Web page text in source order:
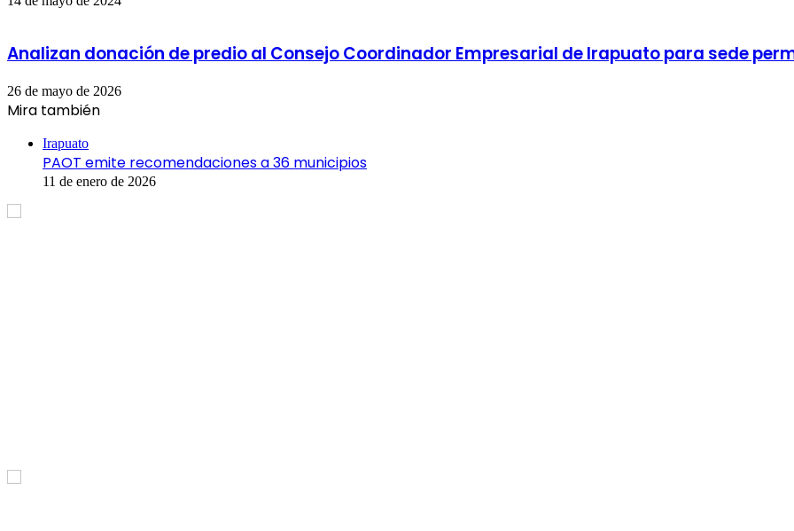
Analizan donación de predio al Consejo Coordinador Empresarial de Irapuato para sede
26 de mayo de 2026
Mira también
Irapuato
PAOT emite recomendaciones a 36 municipios
11 de enero de 2026